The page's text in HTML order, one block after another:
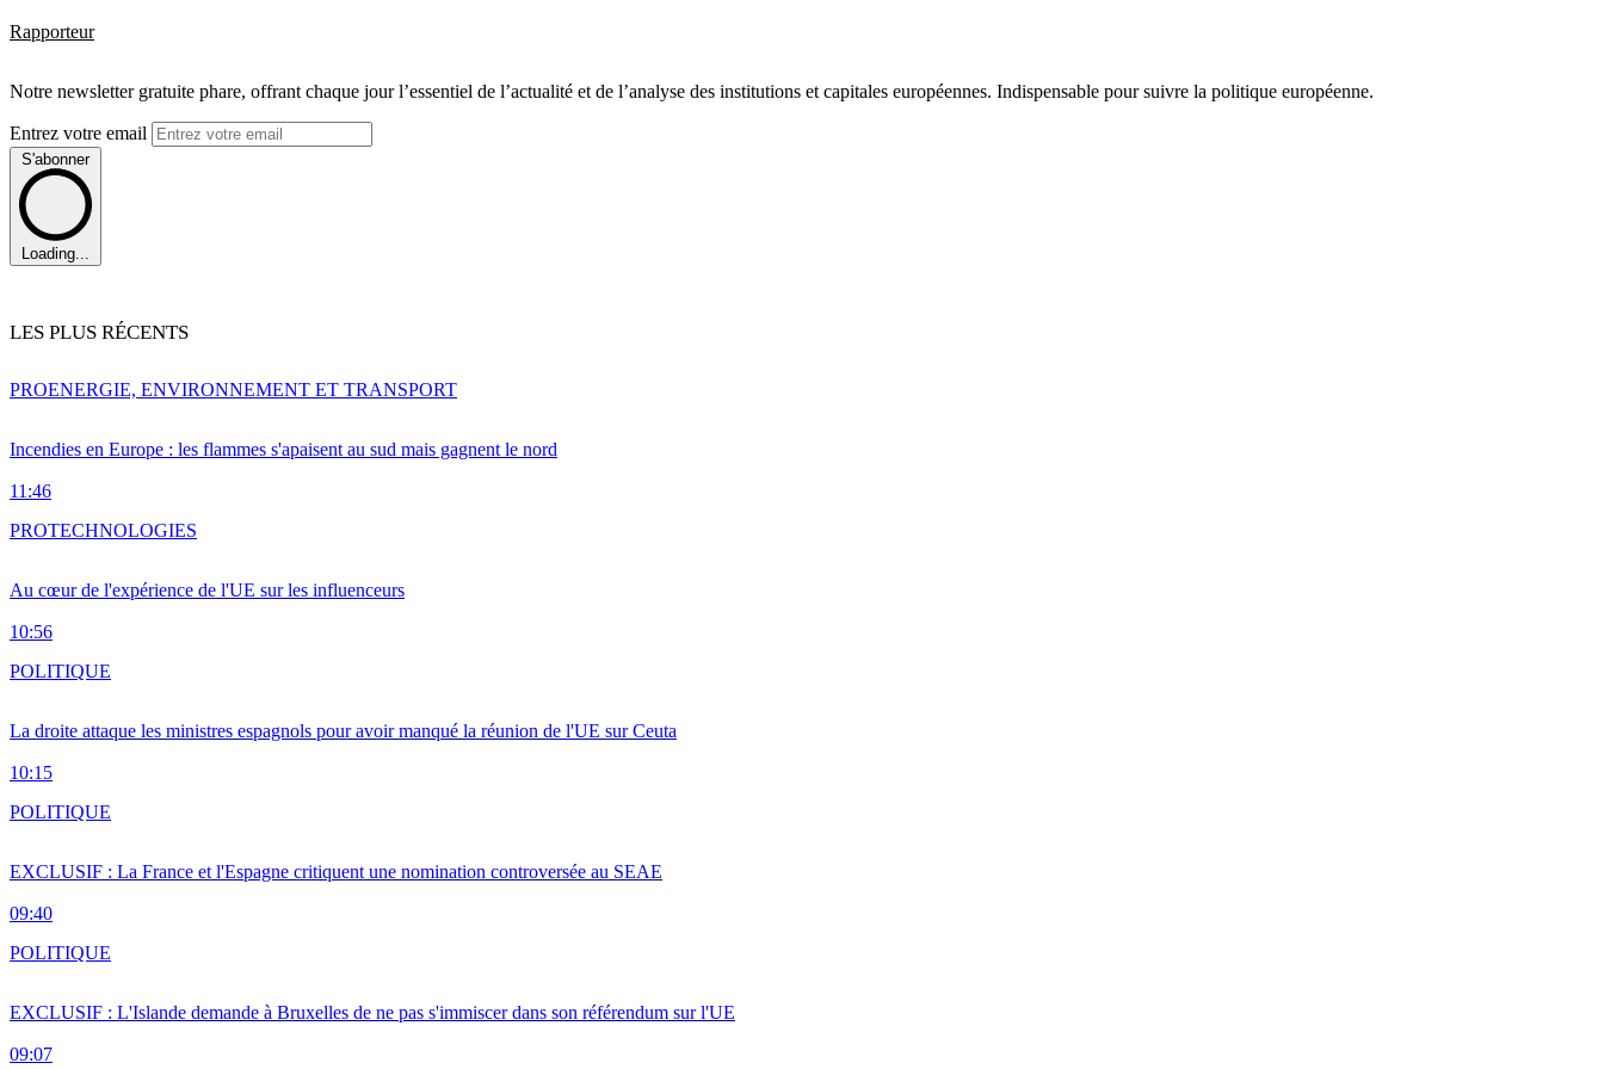
Rapporteur
Notre newsletter gratuite phare, offrant chaque jour l’essentiel de l’actualité et de l’analyse des institutions et capitales européennes. Indispensable pour suivre la politique européenne.
Entrez votre email
S'abonner
Loading...
LES PLUS RÉCENTS
Incendies en Europe : les flammes s'apaisent au sud mais gagnent le nord
11:46
PROENERGIE, ENVIRONNEMENT ET TRANSPORT
Au cœur de l'expérience de l'UE sur les influenceurs
10:56
PROTECHNOLOGIES
La droite attaque les ministres espagnols pour avoir manqué la réunion de l'UE sur Ceuta
10:15
POLITIQUE
EXCLUSIF : La France et l'Espagne critiquent une nomination controversée au SEAE
09:40
POLITIQUE
EXCLUSIF : L'Islande demande à Bruxelles de ne pas s'immiscer dans son référendum sur l'UE
09:07
POLITIQUE